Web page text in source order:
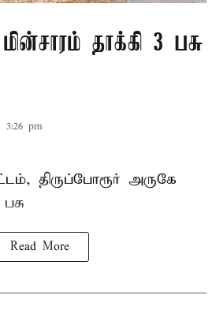
தாக்கி 3 பசு
3:26 pm
திருப்போரூர் அருகே
Read More